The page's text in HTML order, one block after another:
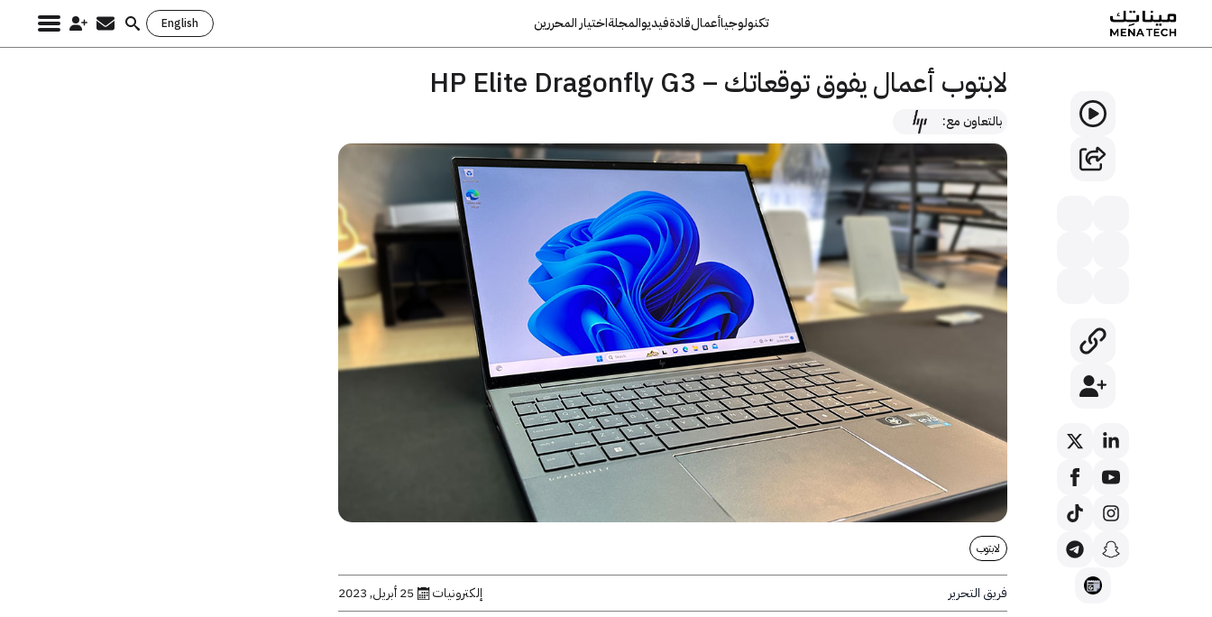
تكنولوجياأعمالقادةفيديوالمجلةاختيار المحررين English
Search
لابتوب أعمال يفوق توقعاتك – HP Elite Dragonfly G3
بالتعاون مع:
لابتوب
فريق التحرير إلكترونيات 25 أبريل, 2023